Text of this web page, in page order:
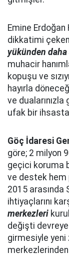
Emine Erdoğan
dikkatimi
yükünden
muhacir
kopuşu ve
hayırla
ve
ufak bir
Göç İdaresi
göre; 2 milyon
geçici koruma
ve destek
2015 arasında
ihtiyaçlarını
merkezleri
değişti devreye
girmesiyle yeni